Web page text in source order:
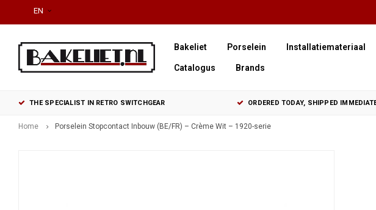
EN
Bakeliet Porselein Installatiemateriaal
Catalogus Brands
THE SPECIALIST IN RETRO SWITCHGEAR ORDERED TODAY, SHIPPED
Home Porselein Stopcontact Inbouw (BE/FR) – Crème Wit – 1920-serie